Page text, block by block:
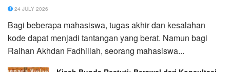
24 JULY 2026
Bagi beberapa mahasiswa, tugas akhir dan kesalahan
kode dapat menjadi tantangan yang berat. Namun bagi
Raihan Akhdan Fadhillah, seorang mahasiswa...